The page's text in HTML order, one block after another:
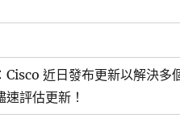
Cisco 近日發布更新以解決多
速評估更新！